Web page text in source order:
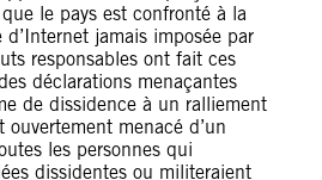
le pays est confronté à la
jamais imposée par
responsables ont fait ces
déclarations menaçantes
de dissidence à un ralliement
ouvertement menacé d’un
les personnes qui
dissidentes ou militeraient